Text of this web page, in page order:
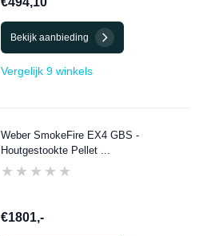
Bekijk aanbieding
Vergelijk 9 winkels
Weber SmokeFire EX4 GBS -
Houtgestookte Pellet ...
★★★★★
★★★★★
€1801,-